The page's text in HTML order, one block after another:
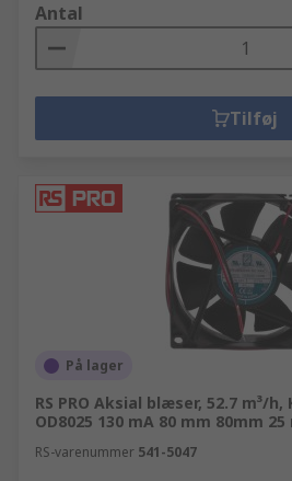
Antal
Tilføj
På lager
RS PRO Aksial blæser, 52.7 m³/h,
OD8025 130 mA 80 mm 80mm 25
RS-varenummer 541-5047